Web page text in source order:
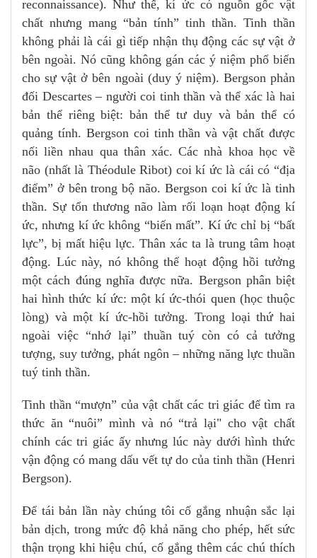
reconnaissance). Như thế, kí ức có nguồn gốc vật
chất nhưng mang “bản tính” tinh thần. Tinh thần
không phải là cái gì tiếp nhận thụ động các sự vật ở
bên ngoài. Nó cũng không gán các ý niệm phổ biến
cho sự vật ở bên ngoài (duy ý niệm). Bergson phản
đối Descartes – người coi tinh thần và thể xác là hai
bản thể riêng biệt: bản thể tư duy và bản thể có
quảng tính. Bergson coi tinh thần và vật chất được
nối liền nhau qua thân xác. Các nhà khoa học về
não (nhất là Théodule Ribot) coi kí ức là cái có “địa
điểm” ở bên trong bộ não. Bergson coi kí ức là tinh
thần. Sự tổn thương não làm rối loạn hoạt động kí
ức, nhưng kí ức không “biến mất”. Kí ức chỉ bị “bất
lực”, bị mất hiệu lực. Thân xác ta là trung tâm hoạt
động. Lúc này, nó không thể hoạt động hồi tưởng
một cách đúng nghĩa được nữa. Bergson phân biệt
hai hình thức kí ức: một kí ức-thói quen (học thuộc
lòng) và một kí ức-hồi tưởng. Trong loại thứ hai
ngoài việc “nhớ lại” thuần tuý còn có cả tưởng
tượng, suy tưởng, phát ngôn – những năng lực thuần
tuý tinh thần.
Tinh thần “mượn” của vật chất các tri giác để tìm ra
thức ăn “nuôi” mình và nó “trả lại" cho vật chất
chính các tri giác ấy nhưng lúc này dưới hình thức
vận động có mang dấu vết tự do của tinh thần (Henri
Bergson).
Để tái bản lần này chúng tôi cố gắng nhuận sắc lại
bản dịch, trong mức độ khả năng cho phép, hết sức
thận trọng khi hiệu chú, cố gắng thêm các chú thích